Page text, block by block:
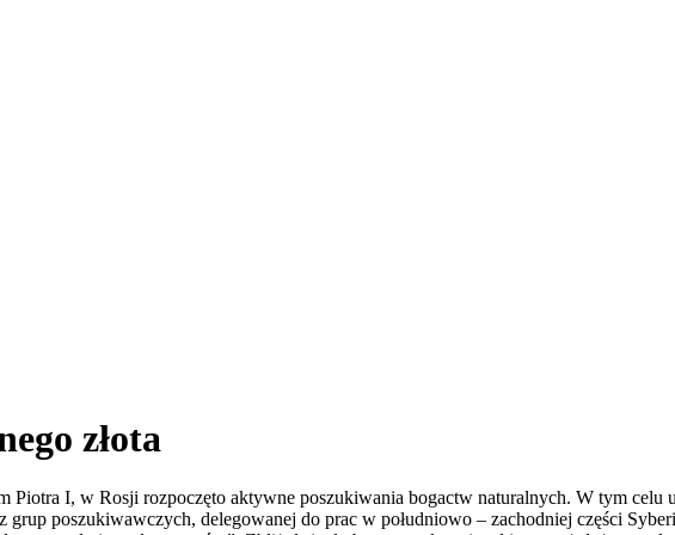
złota
I, w Rosji rozpoczęto aktywne poszukiwania bogactw naturalnych. W tym celu
poszukiwawczych, delegowanej do prac w południowo – zachodniej części